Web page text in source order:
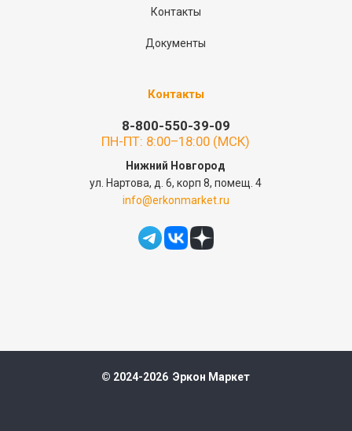
Контакты
Документы
Контакты
8-800-550-39-09
ПН-ПТ: 8:00–18:00 (МСК)
Нижний Новгород
ул. Нартова, д. 6, корп 8, помещ. 4
info@erkonmarket.ru
© 2024-2026 Эркон Маркет